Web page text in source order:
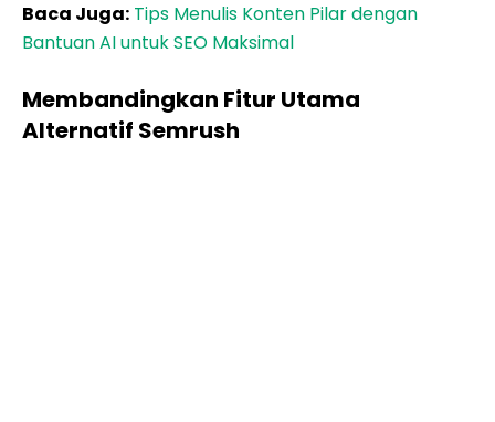
Baca Juga: Tips Menulis Konten Pilar dengan
Bantuan AI untuk SEO Maksimal
Membandingkan Fitur Utama
Alternatif Semrush